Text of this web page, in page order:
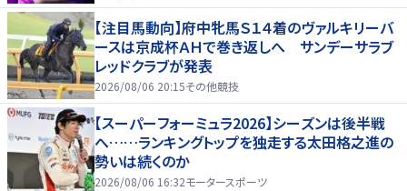
【注目馬動向】府中牝馬Ｓ１４着のヴァルキリーバ
ースは京成杯ＡＨで巻き返しへ サンデーサラブ
レッドクラブが発表
2026/08/06 20:15その他競技
【スーパーフォーミュラ2026】シーズンは後半戦
へ……ランキングトップを独走する太田格之進の
勢いは続くのか
2026/08/06 16:32モータースポーツ